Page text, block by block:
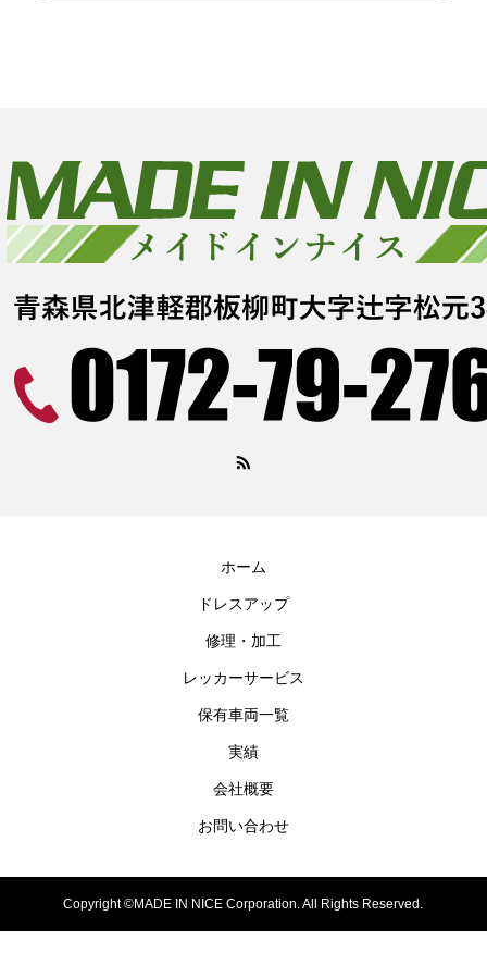
ホーム
ドレスアップ
修理・加工
レッカーサービス
保有車両一覧
実績
会社概要
お問い合わせ
Copyright ©MADE IN NICE Corporation. All Rights Reserved.